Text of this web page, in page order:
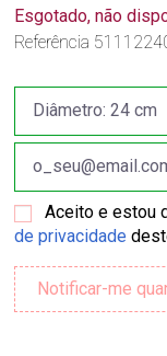
Esgotado, não
Referência
Aceito e estou
de privacidade